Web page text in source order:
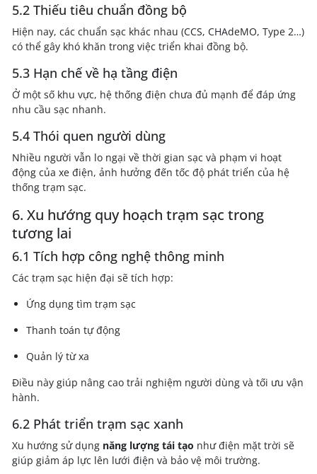
5.2 Thiếu tiêu chuẩn đồng bộ
Hiện nay, các chuẩn sạc khác nhau (CCS, CHAdeMO, Type 2…)
có thể gây khó khăn trong việc triển khai đồng bộ.
5.3 Hạn chế về hạ tầng điện
Ở một số khu vực, hệ thống điện chưa đủ mạnh để đáp ứng
nhu cầu sạc nhanh.
5.4 Thói quen người dùng
Nhiều người vẫn lo ngại về thời gian sạc và phạm vi hoạt
động của xe điện, ảnh hưởng đến tốc độ phát triển của hệ
thống trạm sạc.
6. Xu hướng quy hoạch trạm sạc trong
tương lai
6.1 Tích hợp công nghệ thông minh
Các trạm sạc hiện đại sẽ tích hợp:
Ứng dụng tìm trạm sạc
Thanh toán tự động
Quản lý từ xa
Điều này giúp nâng cao trải nghiệm người dùng và tối ưu vận
hành.
6.2 Phát triển trạm sạc xanh
Xu hướng sử dụng năng lượng tái tạo như điện mặt trời sẽ
giúp giảm áp lực lên lưới điện và bảo vệ môi trường.